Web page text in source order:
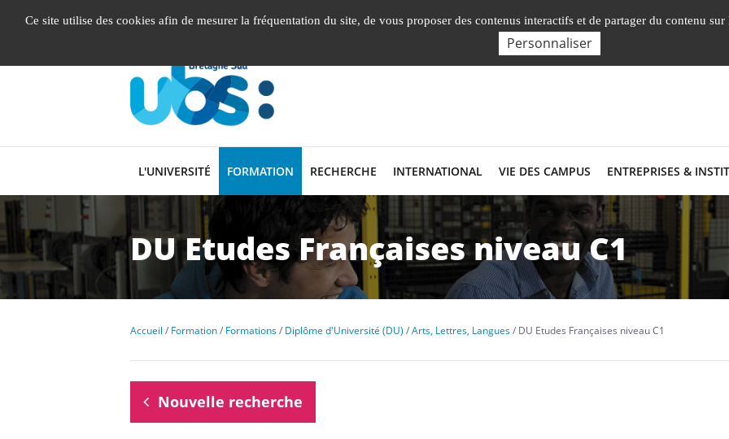
Nos Facultés,
English
L'UNIVERSITÉ FORMATION RECHERCHE INTERNATIONAL VIE DES CAMPUS ENTREPRISES &
DU Etudes Françaises niveau C1
Accueil Formation Formations Diplôme d'Université (DU) Arts, Lettres, Langues DU Etudes Françaises niveau C1
Nouvelle recherche
Ce site utilise des cookies afin de mesurer la fréquentation du site, de vous proposer des contenus interactifs et de partager du contenu sur
Personnaliser